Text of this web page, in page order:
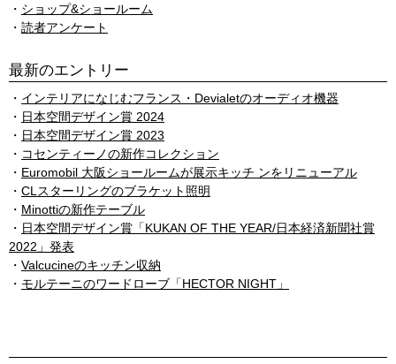
ショップ&ショールーム
読者アンケート
最新のエントリー
インテリアになじむフランス・Devialetのオーディオ機器
日本空間デザイン賞 2024
日本空間デザイン賞 2023
コセンティーノの新作コレクション
Euromobil 大阪ショールームが展示キッチ ンをリニューアル
CLスターリングのブラケット照明
Minottiの新作テーブル
日本空間デザイン賞「KUKAN OF THE YEAR/日本経済新聞社賞
2022」発表
Valcucineのキッチン収納
モルテーニのワードローブ「HECTOR NIGHT」